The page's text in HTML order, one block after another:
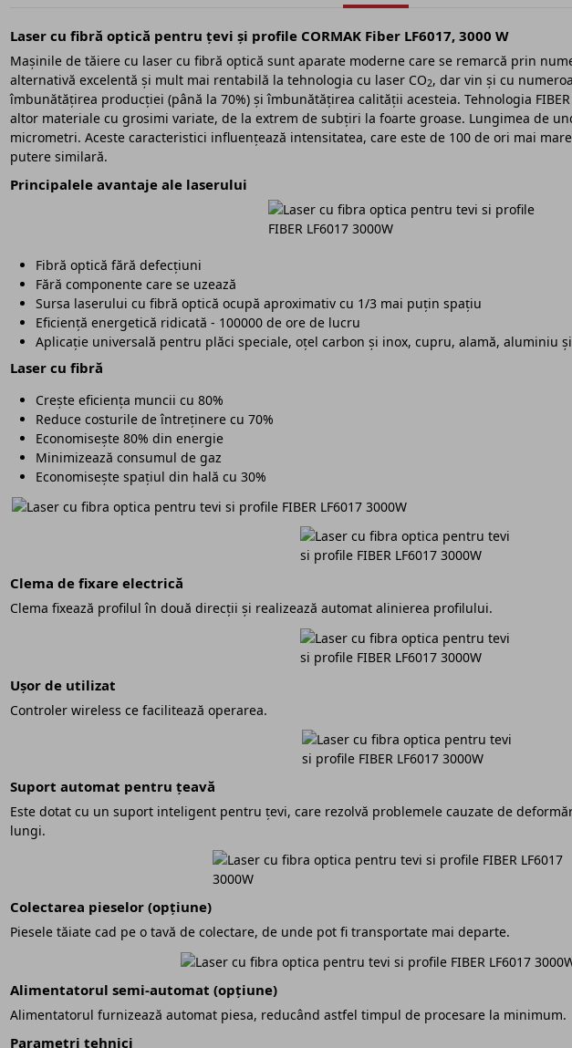
Laser cu fibră optică pentru țevi și profile CORMAK Fiber LF6017, 3000 W
Mașinile de tăiere cu laser cu fibră optică sunt aparate moderne care se remarcă prin
alternativă excelentă și mult mai rentabilă la tehnologia cu laser CO2, dar vin și cu
îmbunătățirea producției (până la 70%) și îmbunătățirea calității acesteia. Tehnologia
altor materiale cu grosimi variate, de la extrem de subțiri la foarte groase. Lungimea de
micrometri. Aceste caracteristici influențează intensitatea, care este de 100 de ori mai
putere similară.
Principalele avantaje ale laserului
Fibră optică fără defecțiuni
Fără componente care se uzează
Sursa laserului cu fibră optică ocupă aproximativ cu 1/3 mai puțin spațiu
Eficiență energetică ridicată - 100000 de ore de lucru
Aplicație universală pentru plăci speciale, oțel carbon și inox, cupru, alamă, aluminiu
Laser cu fibră
Crește eficiența muncii cu 80%
Reduce costurile de întreținere cu 70%
Economisește 80% din energie
Minimizează consumul de gaz
Economisește spațiul din hală cu 30%
Clema de fixare electrică
Clema fixează profilul în două direcții și realizează automat alinierea profilului.
Ușor de utilizat
Controler wireless ce facilitează operarea.
Suport automat pentru țeavă
Este dotat cu un suport inteligent pentru țevi, care rezolvă problemele cauzate de
lungi.
Colectarea pieselor (opțiune)
Piesele tăiate cad pe o tavă de colectare, de unde pot fi transportate mai departe.
Alimentatorul semi-automat (opțiune)
Alimentatorul furnizează automat piesa, reducând astfel timpul de procesare la minimum.
Parametri tehnici